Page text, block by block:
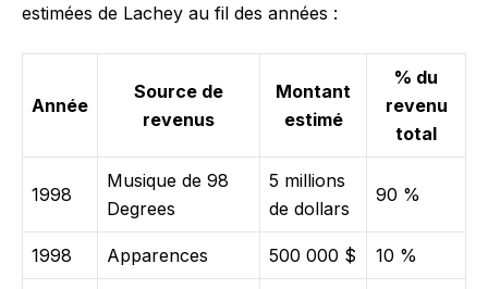
estimées de Lachey au fil des années :
Année
Source de
revenus
Montant
estimé
% du
revenu
total
1998
Musique de 98
Degrees
5 millions
de dollars
90 %
1998 Apparences 500 000 $ 10 %